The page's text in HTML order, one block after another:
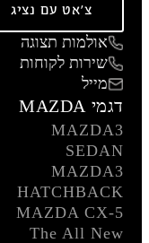
צ'אט עם נציג
אולמות תצוגה
שירות לקוחות
מייל
דגמי MAZDA
MAZDA3
SEDAN
MAZDA3
HATCHBACK
MAZDA CX-5
The All New